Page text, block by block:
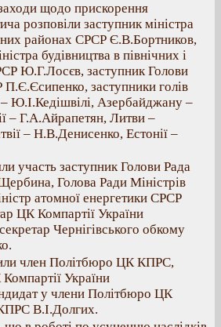
щодо прискорення
розповіли заступник міністра
районах СРСР Є.В.Бортников,
будівництва в північних і
Ю.Г.Лосєв, заступник Голови
заступники голів
– Ю.І.Кедішвілі, Азербайджану –
– Г.А.Айрапетян, Литви –
– Н.В.Денисенко, Естонії –
участь заступник Голови Рада
Голова Ради Міністрів
атомної енергетики СРСР
ЦК Компартії України
Чернігівського обкому
член Політбюро ЦК КПРС,
України
у члени Політбюро ЦК
В.І.Долгих.